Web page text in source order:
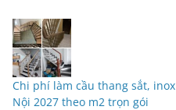
Chi phí làm cầu thang sắt,
Nội 2027 theo m2 trọn gói